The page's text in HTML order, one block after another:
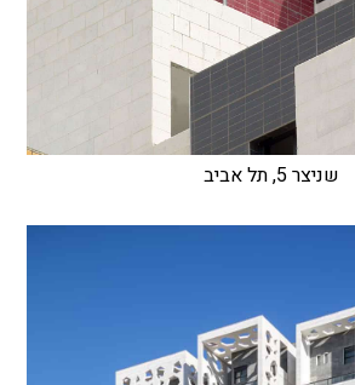
שניצר 5, תל אביב